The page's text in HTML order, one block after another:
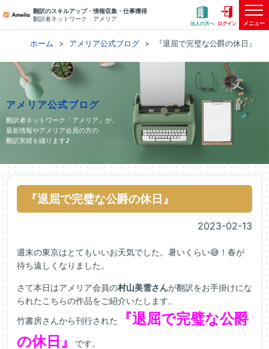
翻訳のスキルアップ・情報収集・仕事獲得
翻訳者ネットワーク アメリア
法人の方へ ログイン メニュー
ホーム アメリア公式ブログ 『退屈で完璧な公爵の休日』
アメリア公式ブログ
翻訳者ネットワーク「アメリア」が、
最新情報やアメリア会員の方の
翻訳実績を綴ります♪
『退屈で完璧な公爵の休日』
2023-02-13
週末の東京はとてもいいお天気でした。暑いくらい😅！春が
待ち遠しくなりました。
さて本日はアメリア会員の村山美雪さんが翻訳をお手掛けにな
られたこちらの作品をご紹介いたします。
竹書房さんから刊行された
『退屈で完璧な公爵
の休日』
です。